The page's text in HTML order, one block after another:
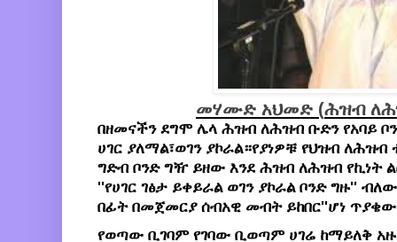
መሃሙድ አህመድ (ሕዝብ
በዘመናችን ደግሞ ሌላ ሕዝብ ለሕዝብ ቡድን የአባይ
ሀገር ያለማል፣ወገን ያኮራል።የያነዎቹ የህዝብ
ግድብ ቦንድ ግዥ ይዘው እንደ ሕዝብ ለሕዝብ
''የሀገር ገፅታ ይቀይራል ወገን ያኮራል ቦንድ ግዙ''
በፊት በመጀመርያ ሰብአዊ መብት ይከበር''ሆነ
የወጣው ቢገባም የገባው ቢወጣም ሀገሬ ከማይለቅ